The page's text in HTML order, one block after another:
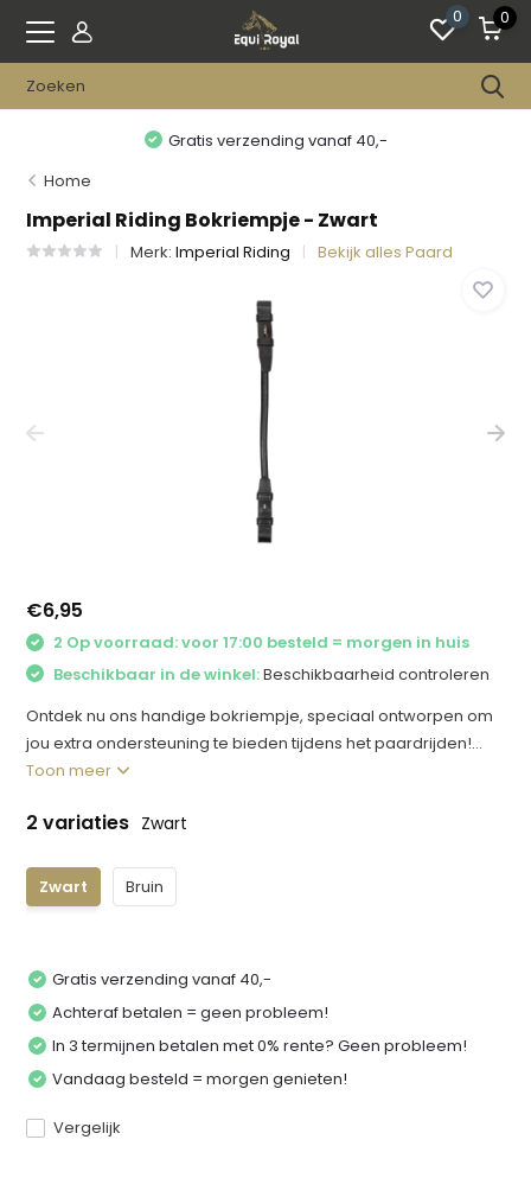
0 0
Gratis verzending vanaf 40,-
Home
Imperial Riding Bokriempje - Zwart
Merk:Imperial Riding Bekijk alles Paard
€6,95
2 Op voorraad: voor 17:00 besteld = morgen in huis
Beschikbaar in de winkel:Beschikbaarheid controleren
Ontdek nu ons handige bokriempje, speciaal ontworpen om
jou extra ondersteuning te bieden tijdens het paardrijden!...
Toon meer
2 variaties Zwart
Zwart Bruin
Gratis verzending vanaf 40,-
Achteraf betalen = geen probleem!
In 3 termijnen betalen met 0% rente? Geen probleem!
Vandaag besteld = morgen genieten!
Vergelijk